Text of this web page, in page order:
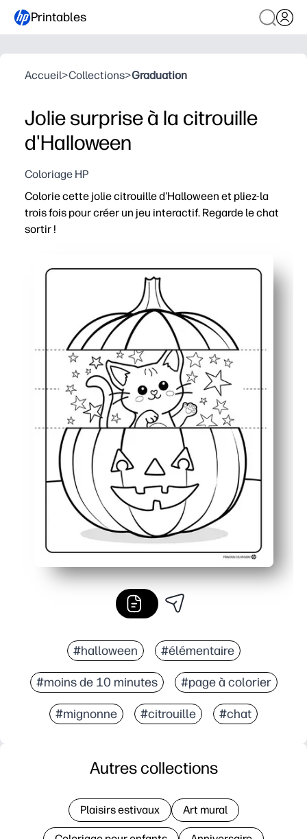
Printables
Accueil>Collections>Graduation
Jolie surprise à la citrouille
d'Halloween
Coloriage HP
Colorie cette jolie citrouille d'Halloween et pliez-la
trois fois pour créer un jeu interactif. Regarde le chat
sortir !
Captivez les enfants : le chat surprise transforme le
Développe les compétences : pratiquez la motricité
Parfait pour les fêtes et les salles de classe : activité
#halloween #élémentaire
#moins de 10 minutes #page à colorier
#mignonne #citrouille #chat
Autres collections
Plaisirs estivaux Art mural